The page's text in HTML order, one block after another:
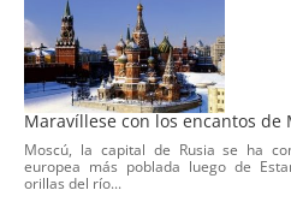
Maravíllese con los encantos de
Moscú, la capital de Rusia se ha
europea más poblada luego de
orillas del río...